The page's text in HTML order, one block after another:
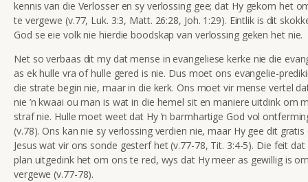
kennis van die Verlosser en sy verlossing gee; dat Hy gekom het
te vergewe (v.77, Luk. 3:3, Matt. 26:28, Joh. 1:29). Eintlik is dit
God se eie volk nie hierdie boodskap van verlossing geken het nie.
Net so verbaas dit my dat mense in evangeliese kerke nie die
as ek hulle vra of hulle gered is nie. Dus moet ons evangelie-
die strate begin nie, maar in die kerk. Ons moet vir mense vertel
nie ’n kwaai ou man is wat in die hemel sit en maniere uitdink om
straf nie. Hulle moet weet dat Hy ’n barmhartige God vol
(v.78). Ons kan nie sy verlossing verdien nie, maar Hy gee dit gratis
Jesus wat vir ons sonde gesterf het (v.77-78, Tit. 3:4-5). Die feit dat
plan uitgedink het om ons te red, wys dat Hy meer as gewillig is
vergewe (v.77-78).